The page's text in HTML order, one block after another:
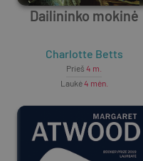
Dailininko mokinė
Charlotte Betts
Prieš 4 m.
Laukė4 mėn.